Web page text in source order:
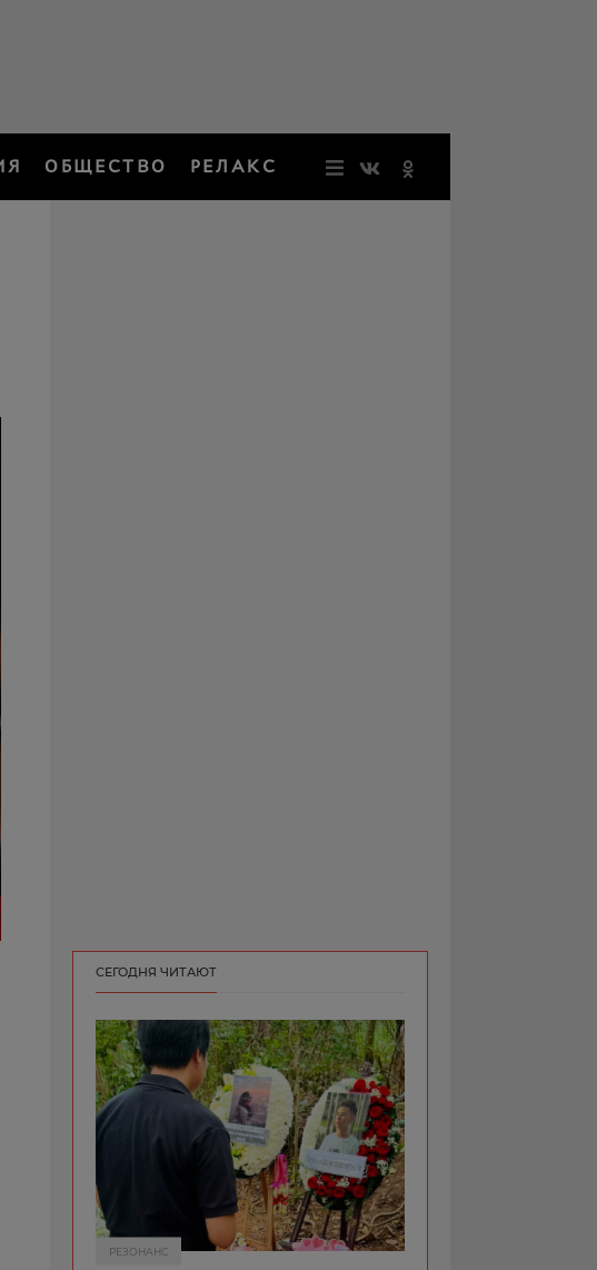
ОБЩЕСТВО РЕЛАКС
СЕГОДНЯ ЧИТАЮТ
РЕЗОНАНС